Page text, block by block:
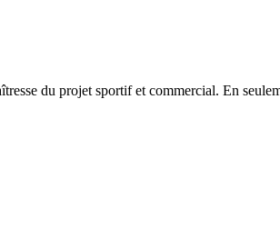
du projet sportif et commercial. En